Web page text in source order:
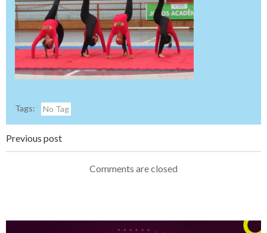
Tags: No Tag
Navegação
Previous post
Comments are closed